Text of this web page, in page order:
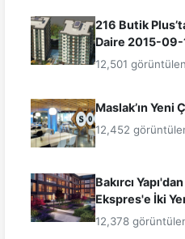
216 Butik
Daire 2015-09-
12,501
Maslak’ın Yeni
12,452
Bakırcı
Ekspres'e İki
12,378